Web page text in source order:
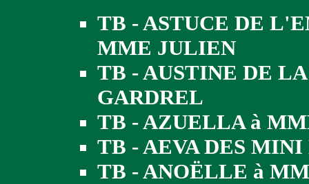
TB - ASTUCE DE
MME JULIEN
TB - AUSTINE DE
GARDREL
TB - AZUELLA à
TB - AEVA DES
TB - ANOËLLE à